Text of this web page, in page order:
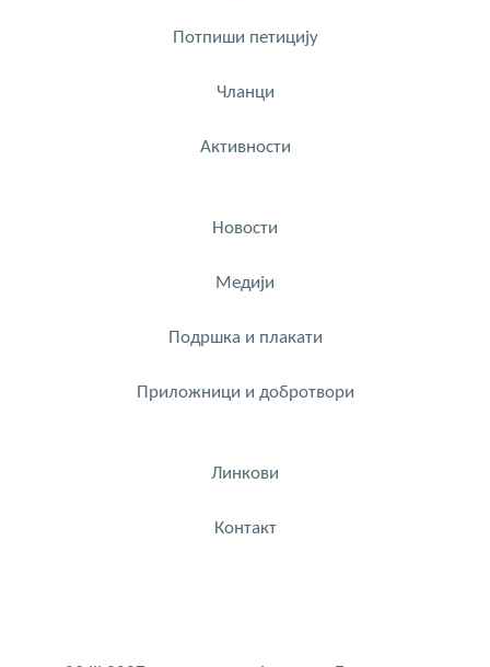
Потпиши петицију
Чланци
Активности
Новости
Медији
Подршка и плакати
Приложници и добротвори
Линкови
Контакт